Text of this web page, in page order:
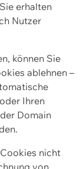
erhalten
Nutzer
können Sie
ablehnen –
Ihren
Domain
nicht